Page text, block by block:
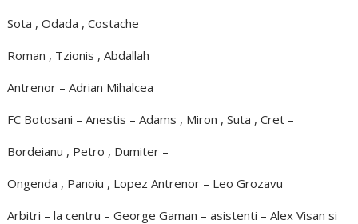
Sota , Odada , Costache
Roman , Tzionis , Abdallah
Antrenor – Adrian Mihalcea
FC Botosani – Anestis – Adams , Miron , Suta , Cret –
Bordeianu , Petro , Dumiter –
Ongenda , Panoiu , Lopez Antrenor – Leo Grozavu
Arbitri – la centru – George Gaman – asistenti – Alex Visan si